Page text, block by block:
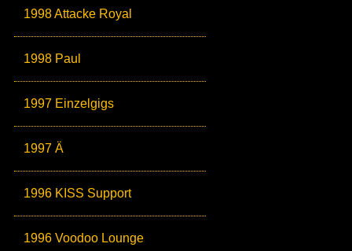
1998 Attacke Royal
1998 Paul
1997 Einzelgigs
1997 Ä
1996 KISS Support
1996 Voodoo Lounge